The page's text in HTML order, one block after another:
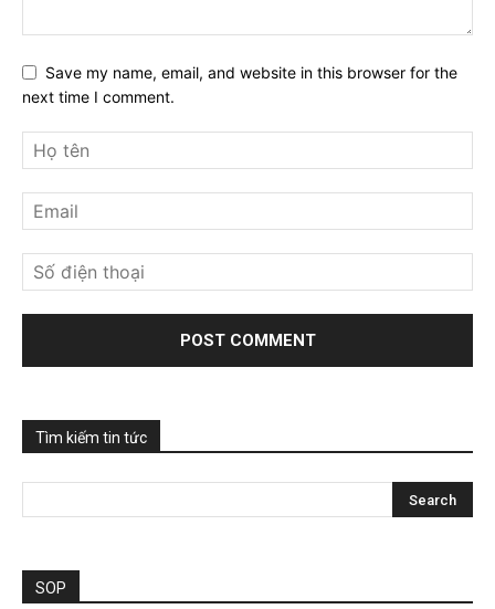
Save my name, email, and website in this browser for the
next time I comment.
Tìm kiếm tin tức
SOP